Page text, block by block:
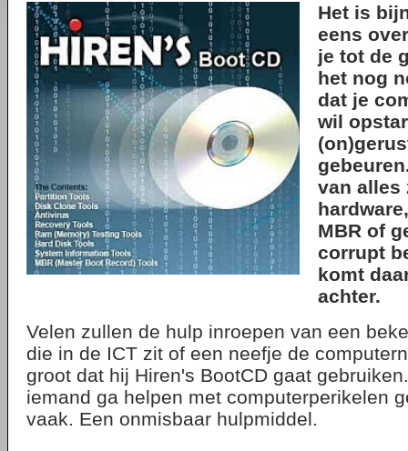
Het is
eens
je tot de
het nog
dat je
wil
van alles
MBR of
corrupt
komt
achter.
Velen zullen de hulp inroepen van een
die in de ICT zit of een neefje de
groot dat hij Hiren's BootCD gaat
iemand ga helpen met computerperikelen
vaak. Een onmisbaar hulpmiddel.